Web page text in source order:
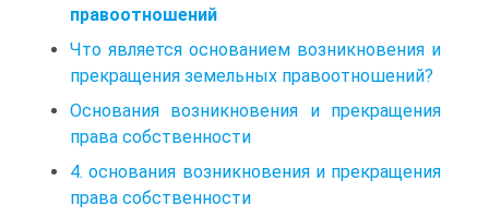
правоотношений
Что является основанием возникновения и
прекращения земельных правоотношений?
Основания возникновения и прекращения
права собственности
4. основания возникновения и прекращения
права собственности